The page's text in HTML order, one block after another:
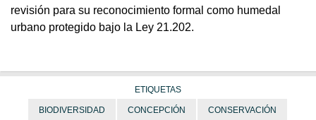
revisión para su reconocimiento formal como humedal
urbano protegido bajo la Ley 21.202.
ETIQUETAS
BIODIVERSIDAD CONCEPCIÓN CONSERVACIÓN